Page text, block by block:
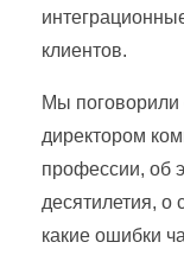
клиентов.
Мы
директором
профессии, об
десятилетия, о
какие ошибки